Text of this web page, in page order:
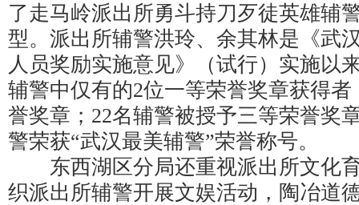
了走马岭派出所勇斗持刀歹徒英雄辅
型。派出所辅警洪玲、余其林是《武
人员奖励实施意见》（试行）实施以
辅警中仅有的2位一等荣誉奖章获得
誉奖章；22名辅警被授予三等荣誉奖
警荣获“武汉最美辅警”荣誉称号。
东西湖区分局还重视派出所文化
织派出所辅警开展文娱活动，陶冶道